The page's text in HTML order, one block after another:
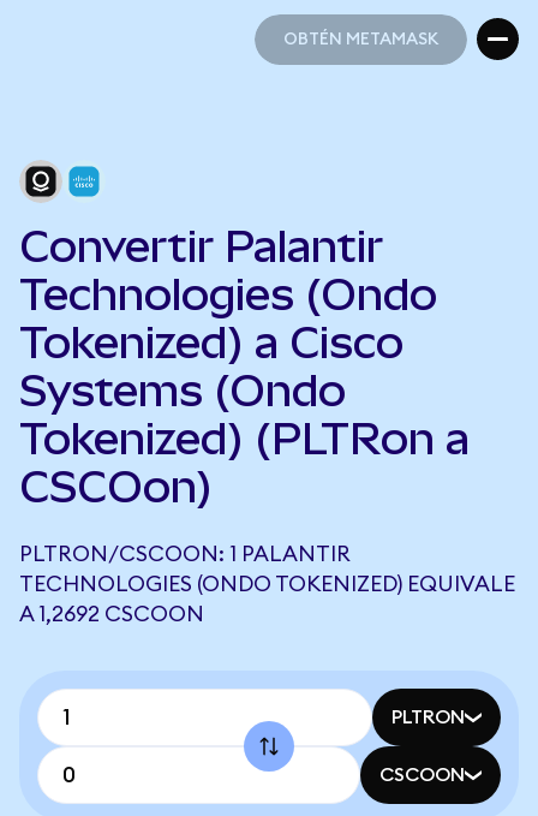
OBTÉN METAMASK
Convertir Palantir
Technologies (Ondo
Tokenized) a Cisco
Systems (Ondo
Tokenized) (PLTRon a
CSCOon)
PLTRON/CSCOON: 1 PALANTIR
TECHNOLOGIES (ONDO TOKENIZED) EQUIVALE
A 1,2692 CSCOON
PLTRON
CSCOON